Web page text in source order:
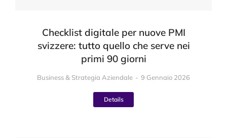
Checklist digitale per nuove PMI
svizzere: tutto quello che serve nei
primi 90 giorni
Business & Strategia Aziendale 9 Gennaio 2026
Details